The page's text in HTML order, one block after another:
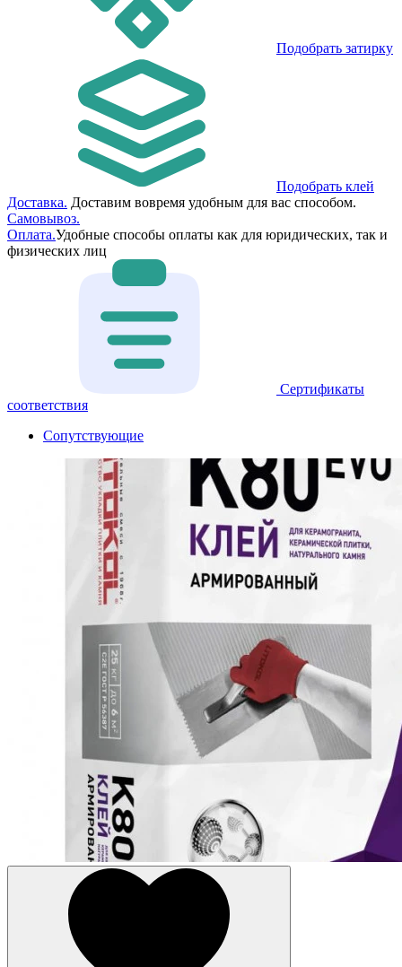
Подобрать затирку
Подобрать клей
Доставка. Доставим вовремя удобным для вас способом.
Самовывоз.
Оплата.Удобные способы оплаты как для юридических, так и
физических лиц
Сертификаты
соответствия
Сопутствующие